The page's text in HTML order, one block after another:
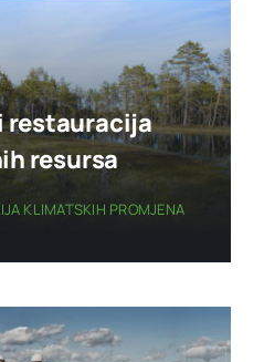
restauracija
resursa
KLIMATSKIH PROMJENA